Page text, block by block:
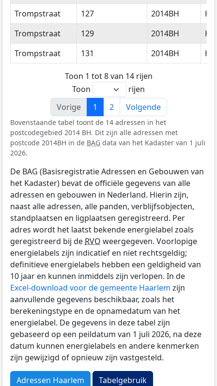
Trompstraat
127 2014BH
Trompstraat
129 2014BH
Trompstraat
131 2014BH
Toon 1 tot 8 van 14 rijen
Toon
rijen
Vorige
1 2 Volgende
Bovenstaande tabel toont de 14 adressen in het
postcodegebied 2014 BH. Dit zijn alle adressen met
postcode 2014BH in de BAG data van het Kadaster van 1 juli
2026.
De BAG (Basisregistratie Adressen en Gebouwen van
het Kadaster) bevat de officiële gegevens van alle
adressen en gebouwen in Nederland. Hierin zijn,
naast alle adressen, alle panden, verblijfsobjecten,
standplaatsen en ligplaatsen geregistreerd. Per
adres wordt het laatst bekende energielabel zoals
geregistreerd bij de RVO weergegeven. Voorlopige
energielabels zijn indicatief en niet rechtsgeldig;
definitieve energielabels hebben een geldigheid van
10 jaar en kunnen inmiddels zijn verlopen. In de
Excel-download voor de gemeente Haarlem zijn
aanvullende gegevens beschikbaar, zoals het
berekeningstype en de opnamedatum van het
energielabel. De gegevens in deze tabel zijn
gebaseerd op een peildatum van 1 juli 2026, na deze
datum kunnen energielabels en andere kenmerken
zijn gewijzigd of opnieuw zijn vastgesteld.
Adressen Haarlem Tabelgebruik